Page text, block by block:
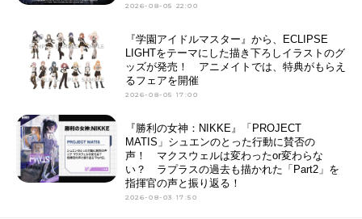
2026-08-05 22:00
『学園アイドルマスター』から、ECLIPSE
LIGHTをテーマにした描き下ろしイラストのグ
ッズが発売！ アニメイトでは、特典がもらえ
るフェアを開催
2026-08-05 17:00
『勝利の女神：NIKKE』「PROJECT
MATIS」シュエンのとった行動に賛否の
声！ マクスウェルは変わったor変わらな
い？ ラプラスの過去も描かれた「Part2」を
指揮官の声と振り返る！
2026-08-03 17:50